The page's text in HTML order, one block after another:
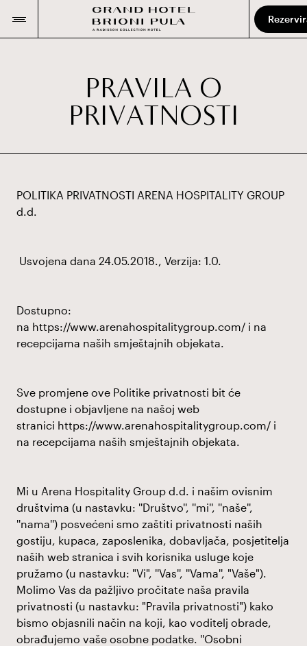
PRAVI LA O
PRIVAT NOS T I
POLITIKA PRIVATNOSTI ARENA HOSPITALITY GROUP
d.d.
Usvojena dana 24.05.2018., Verzija: 1.0.
Dostupno:
na https://www.arenahospitalitygroup.com/ i na
recepcijama naših smještajnih objekata.
Sve promjene ove Politike privatnosti bit će
dostupne i objavljene na našoj web
stranici https://www.arenahospitalitygroup.com/ i
na recepcijama naših smještajnih objekata.
Mi u Arena Hospitality Group d.d. i našim ovisnim
društvima (u nastavku: ''Društvo'', ''mi'', ''naše'',
''nama'') posvećeni smo zaštiti privatnosti naših
gostiju, kupaca, zaposlenika, dobavljača, posjetitelja
naših web stranica i svih korisnika usluge koje
pružamo (u nastavku: "Vi", ''Vas'', ''Vama'', "Vaše").
Molimo Vas da pažljivo pročitate naša pravila
privatnosti (u nastavku: "Pravila privatnosti") kako
bismo objasnili način na koji, kao voditelj obrade,
obrađujemo vaše osobne podatke. ''Osobni